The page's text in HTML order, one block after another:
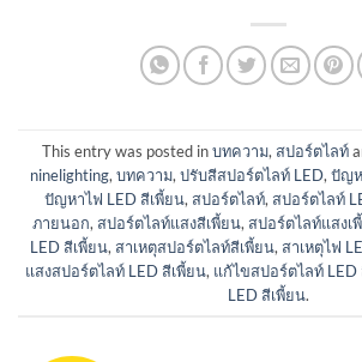
This entry was posted inบทความ, สปอร์ตไลท์
ninelighting, บทความ, ปรับสีสปอร์ตไลท์ LED, ปัญห
ปัญหาไฟ LED สีเพี้ยน, สปอร์ตไลท์, สปอร์ตไลท์
ภายนอก, สปอร์ตไลท์แสงสีเพี้ยน, สปอร์ตไลท์แสงเ
LED สีเพี้ยน, สาเหตุสปอร์ตไลท์สีเพี้ยน, สาเหตุไฟ
แสงสปอร์ตไลท์ LED สีเพี้ยน, แก้ไขสปอร์ตไลท์ LED
LED สีเพี้ยน.